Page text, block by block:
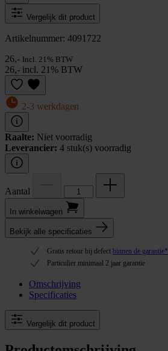
Vergelijk dit product
Artikelnummer: 4091722
26,- Incl. 21% BTW
26,- incl. 21% BTW
2-3 werkdagen
Raalte: Niet voorradig
Leverancier: 4 stuk(s) voorradig
Aantal
In winkel­wagen
Bekijk alle specificaties
Gratis retour bij defect binnen de garantie*
Particulier minimaal 2 jaar garantie
Omschrijving
Specificaties
Vergelijk dit product